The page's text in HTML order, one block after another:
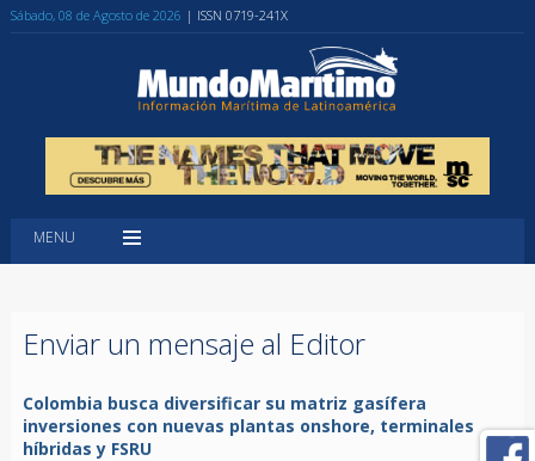
Sábado, 08 de Agosto de 2026 | ISSN 0719-241X
MENU
Enviar un mensaje al Editor
Colombia busca diversificar su matriz gasífera
inversiones con nuevas plantas onshore, terminales
híbridas y FSRU